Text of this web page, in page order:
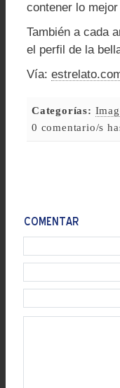
contener lo
También a cada
el perfil de la
Vía:
Categorías:
0 comentario/s